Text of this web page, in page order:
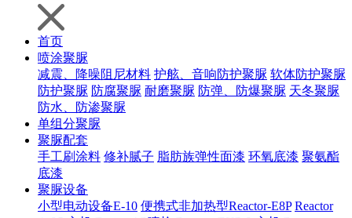
首页
喷涂聚脲
减震、降噪阻尼材料 护舷、音响防护聚脲 软体防护聚脲
防护聚脲 防腐聚脲 耐磨聚脲 防弹、防爆聚脲 天冬聚脲
防水、防渗聚脲
单组分聚脲
聚脲配套
手工刷涂料 修补腻子 脂肪族弹性面漆 环氧底漆 聚氨酯
底漆
聚脲设备
小型电动设备E-10 便携式非加热型Reactor-E8P Reactor